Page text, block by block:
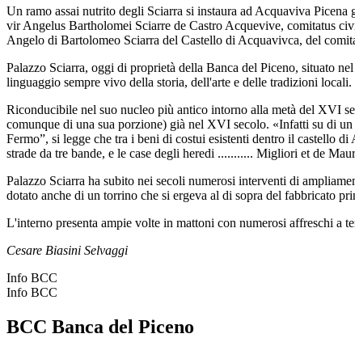
Un ramo assai nutrito degli Sciarra si instaura ad Acquaviva
vir Angelus Bartholomei Sciarre de Castro Acquevive, comitatus
Angelo di Bartolomeo Sciarra del Castello di Acquavivca, del
Palazzo Sciarra, oggi di proprietà della Banca del Piceno, situato
linguaggio sempre vivo della storia, dell'arte e delle tradizioni locali.
Riconducibile nel suo nucleo più antico intorno alla metà del XVI
comunque di una sua porzione) già nel XVI secolo. «Infatti su di
Fermo”, si legge che tra i beni di costui esistenti dentro il castello
strade da tre bande, e le case degli heredi ........... Migliori et de
Palazzo Sciarra ha subito nei secoli numerosi interventi di
dotato anche di un torrino che si ergeva al di sopra del fabbricato
L'interno presenta ampie volte in mattoni con numerosi affreschi a
Cesare Biasini Selvaggi
Info BCC
Info BCC
BCC Banca del Piceno